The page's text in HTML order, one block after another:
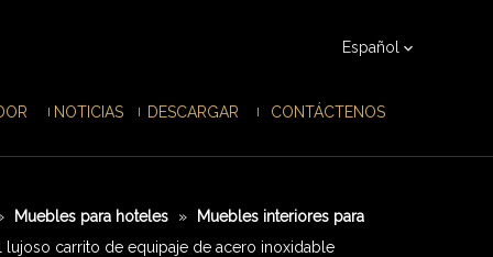
Español
NOTICIAS DESCARGAR CONTÁCTENOS
Muebles para hoteles »
Muebles interiores para
lujoso carrito de equipaje de acero inoxidable